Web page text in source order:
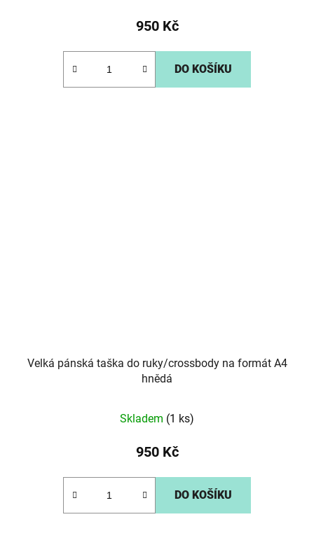
950 Kč
DO KOŠÍKU
Velká pánská taška do ruky/crossbody na formát A4
hnědá
Skladem (1 ks)
950 Kč
DO KOŠÍKU